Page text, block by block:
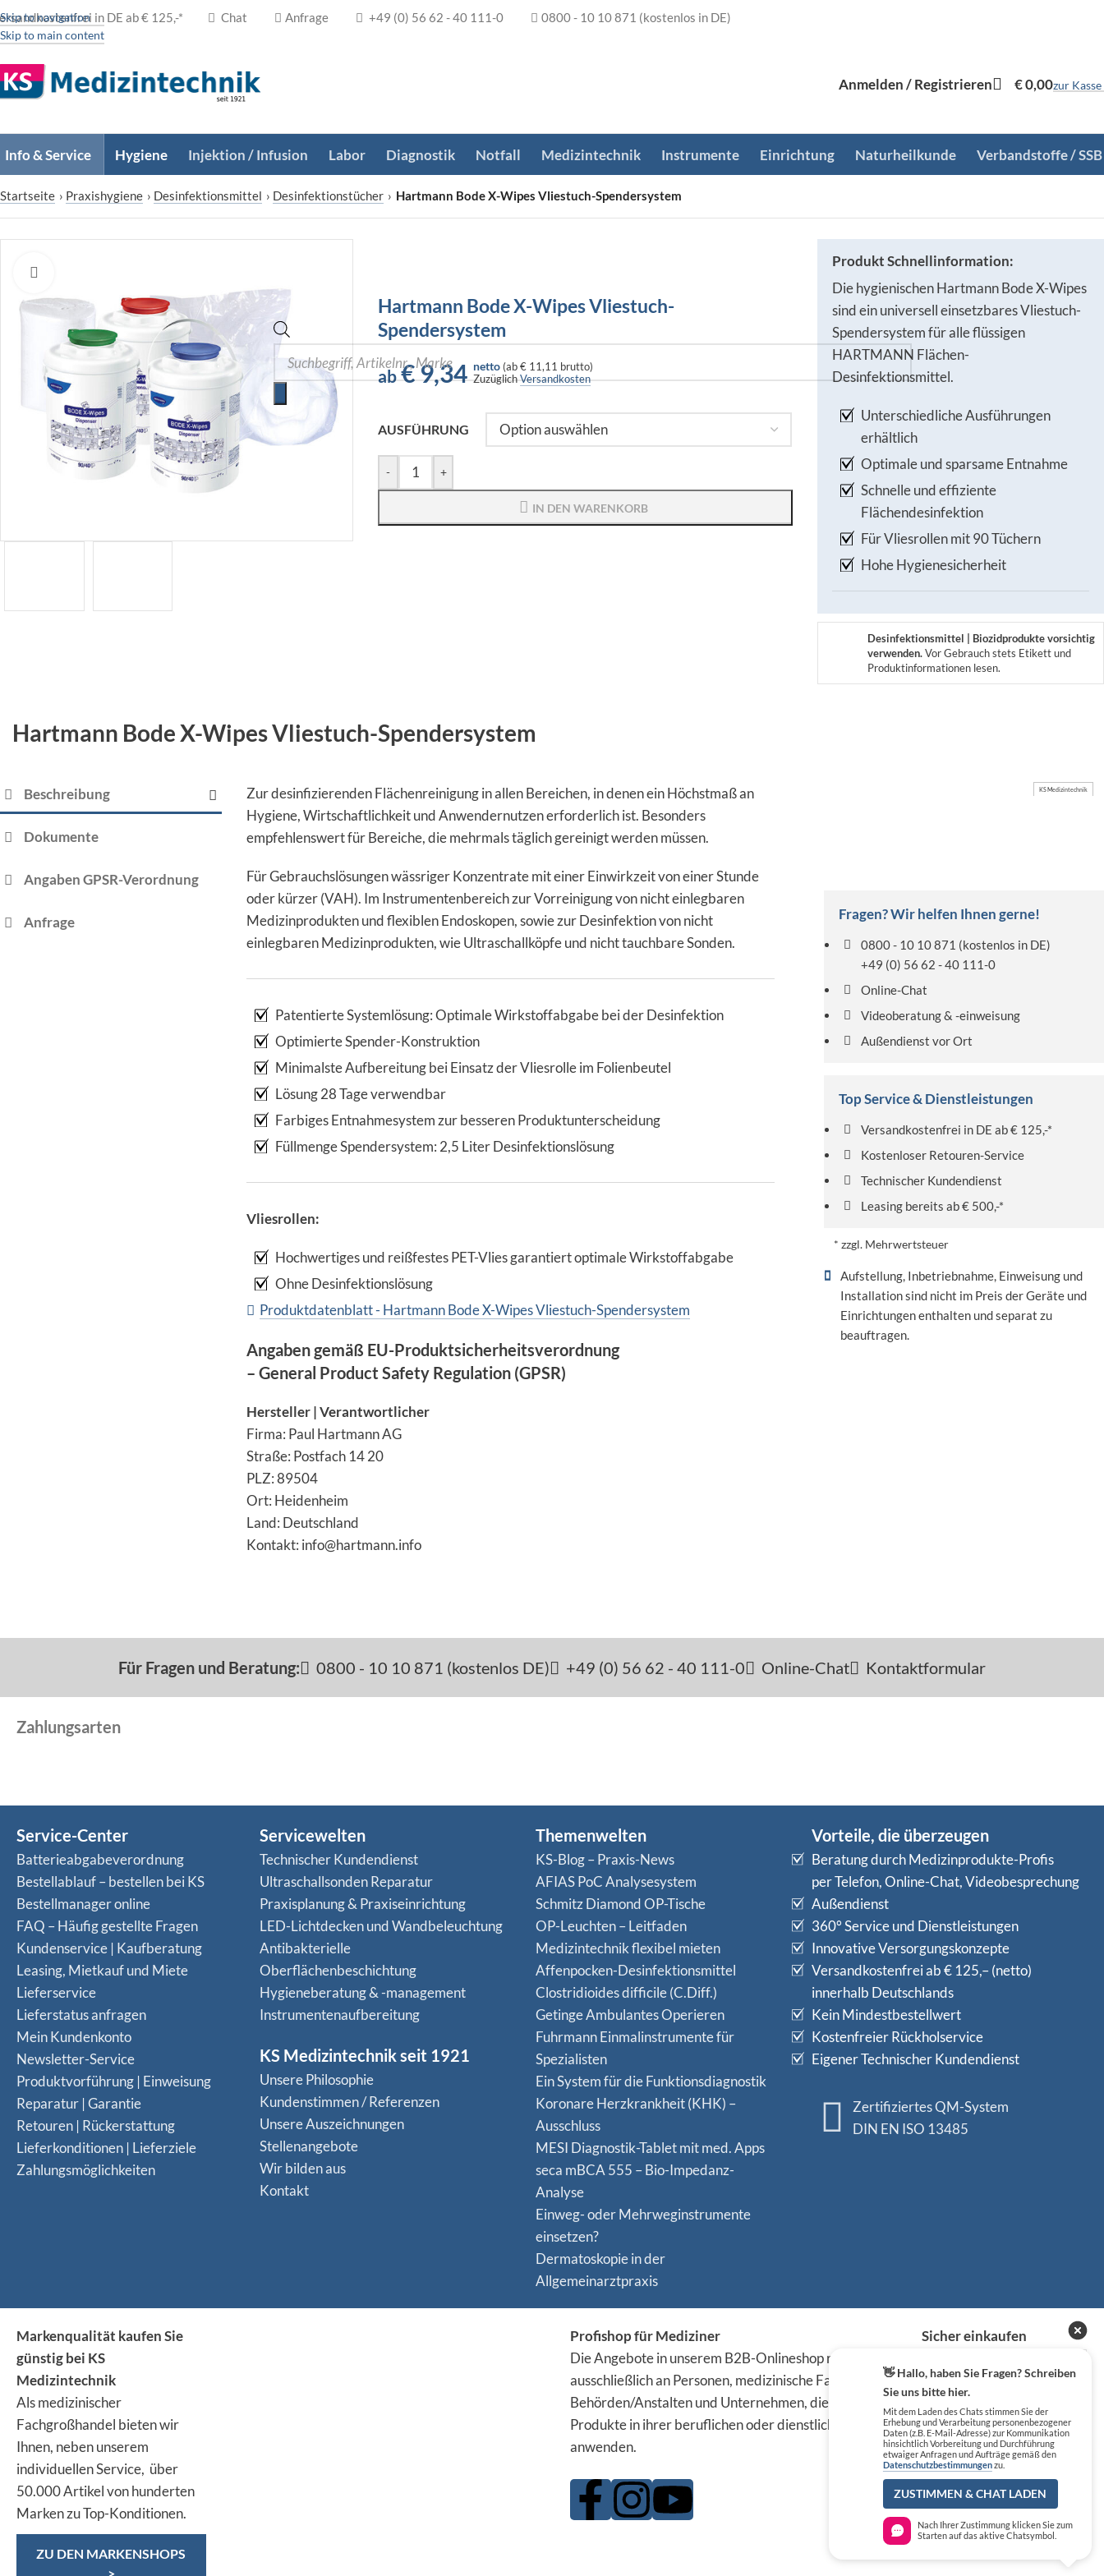
Skip to navigation
Skip to main content
in DE ab € 125,-* Chat Anfrage +49 (0) 56 62 - 40 111-0 0800 - 10 10 871 (kostenlos in DE)
Anmelden / Registrieren €0,00zur Kasse
Info & Service Hygiene Injektion / Infusion Labor Diagnostik Notfall Medizintechnik Instrumente Einrichtung Naturheilkunde Verbandstoffe / SSB
Startseite › Praxishygiene › Desinfektionsmittel › Desinfektionstücher › Hartmann Bode X-Wipes Vliestuch-Spendersystem
Hartmann Bode X-Wipes Vliestuch-
Spendersystem
ab €9,34 netto (ab€ 11,11 brutto)
ZuzüglichVersandkosten
AUSFÜHRUNG
- +
IN DEN WARENKORB
Produkt Schnellinformation:
Die hygienischen Hartmann Bode X-Wipes
sind ein universell einsetzbares Vliestuch-
Spendersystem für alle flüssigen
HARTMANN Flächen-
Desinfektionsmittel.
Unterschiedliche Ausführungen
erhältlich
Optimale und sparsame Entnahme
Schnelle und effiziente
Flächendesinfektion
Für Vliesrollen mit 90 Tüchern
Hohe Hygienesicherheit
Desinfektionsmittel | Biozidprodukte vorsichtig
verwenden.Vor Gebrauch stets Etikett und
Produktinformationen lesen.
Hartmann Bode X-Wipes Vliestuch-Spendersystem
Beschreibung
Dokumente
Angaben GPSR-Verordnung
Anfrage
Zur desinfizierenden Flächenreinigung in allen Bereichen, in denen ein Höchstmaß an
Hygiene, Wirtschaftlichkeit und Anwendernutzen erforderlich ist. Besonders
empfehlenswert für Bereiche, die mehrmals täglich gereinigt werden müssen.
Für Gebrauchslösungen wässriger Konzentrate mit einer Einwirkzeit von einer Stunde
oder kürzer (VAH). Im Instrumentenbereich zur Vorreinigung von nicht einlegbaren
Medizinprodukten und flexiblen Endoskopen, sowie zur Desinfektion von nicht
einlegbaren Medizinprodukten, wie Ultraschallköpfe und nicht tauchbare Sonden.
Patentierte Systemlösung: Optimale Wirkstoffabgabe bei der Desinfektion
Optimierte Spender-Konstruktion
Minimalste Aufbereitung bei Einsatz der Vliesrolle im Folienbeutel
Lösung 28 Tage verwendbar
Farbiges Entnahmesystem zur besseren Produktunterscheidung
Füllmenge Spendersystem: 2,5 Liter Desinfektionslösung
Vliesrollen:
Hochwertiges und reißfestes PET-Vlies garantiert optimale Wirkstoffabgabe
Ohne Desinfektionslösung
Produktdatenblatt - Hartmann Bode X-Wipes Vliestuch-Spendersystem
Angaben gemäß EU-Produktsicherheitsverordnung
– General Product Safety Regulation (GPSR)
Hersteller | Verantwortlicher
Firma: Paul Hartmann AG
Straße: Postfach 14 20
PLZ: 89504
Ort: Heidenheim
Land: Deutschland
Kontakt: info@hartmann.info
KS Medizintechnik
Fragen? Wir helfen Ihnen gerne!
0800 - 10 10 871 (kostenlos in DE)
+49 (0) 56 62 - 40 111-0
Online-Chat
Videoberatung & -einweisung
Außendienst vor Ort
Top Service & Dienstleistungen
Versandkostenfrei in DE ab € 125,-*
Kostenloser Retouren-Service
Technischer Kundendienst
Leasing bereits ab € 500,-*
* zzgl. Mehrwertsteuer
Aufstellung, Inbetriebnahme, Einweisung und
Installation sind nicht im Preis der Geräte und
Einrichtungen enthalten und separat zu
beauftragen.
Für Fragen und Beratung: 0800 - 10 10 871 (kostenlos DE) +49 (0) 56 62 - 40 111-0 Online-Chat Kontaktformular
Zahlungsarten
Service-Center
Batterieabgabeverordnung
Bestellablauf – bestellen bei KS
Bestellmanager online
FAQ – Häufig gestellte Fragen
Kundenservice | Kaufberatung
Leasing, Mietkauf und Miete
Lieferservice
Lieferstatus anfragen
Mein Kundenkonto
Newsletter-Service
Produktvorführung | Einweisung
Reparatur | Garantie
Retouren | Rückerstattung
Lieferkonditionen | Lieferziele
Zahlungsmöglichkeiten
Servicewelten
Technischer Kundendienst
Ultraschallsonden Reparatur
Praxisplanung & Praxiseinrichtung
LED-Lichtdecken und Wandbeleuchtung
Antibakterielle
Oberflächenbeschichtung
Hygieneberatung & -management
Instrumentenaufbereitung
KS Medizintechnik seit 1921
Unsere Philosophie
Kundenstimmen / Referenzen
Unsere Auszeichnungen
Stellenangebote
Wir bilden aus
Kontakt
Themenwelten
KS-Blog – Praxis-News
AFIAS PoC Analysesystem
Schmitz Diamond OP-Tische
OP-Leuchten – Leitfaden
Medizintechnik flexibel mieten
Affenpocken-Desinfektionsmittel
Clostridioides difficile (C.Diff.)
Getinge Ambulantes Operieren
Fuhrmann Einmalinstrumente für
Spezialisten
Ein System für die Funktionsdiagnostik
Koro­nare Herz­krank­heit (KHK) –
Ausschluss
MESI Diagnostik-Tablet mit med. Apps
seca mBCA 555 – Bio-Impedanz-
Analyse
Einweg- oder Mehrweginstrumente
einsetzen?
Dermatoskopie in der
Allgemeinarztpraxis
Vorteile, die überzeugen
Beratung durch Medizinprodukte-Profis
per Telefon, Online-Chat, Videobesprechung
Außendienst
360° Service und Dienstleistungen
Innovative Versorgungskonzepte
Versandkostenfrei ab € 125,– (netto)
innerhalb Deutschlands
Kein Mindestbestellwert
Kostenfreier Rückholservice
Eigener Technischer Kundendienst
Zertifiziertes QM-System
DIN EN ISO 13485
Markenqualität kaufen Sie
günstig bei KS
Medizintechnik
Als medizinischer
Fachgroßhandel bieten wir
Ihnen, neben unserem
individuellen Service, über
50.000 Artikel von hunderten
Marken zu Top-Konditionen.
ZU DEN MARKENSHOPS
Profishop für Mediziner
Die Angebote in unserem B2B-Onlineshop richten sich
ausschließlich an Personen, medizinische Fachkreise,
Behörden/Anstalten und Unternehmen, die die
Produkte in ihrer beruflichen oder dienstlichen Tätigkeit
anwenden.
Sicher einkaufen
👋 Hallo, haben Sie Fragen? Schreiben
Sie uns bitte hier.
Mit dem Laden des Chats stimmen Sie der
Erhebung und Verarbeitung personenbezogener
Daten (z.B. E-Mail-Adresse) zur Kommunikation
hinsichtlich Vorbereitung und Durchführung
etwaiger Anfragen und Aufträge gemäß den
Datenschutzbestimmungenzu.
ZUSTIMMEN & CHAT LADEN
Nach Ihrer Zustimmung klicken Sie zum
Starten auf das aktive Chatsymbol.